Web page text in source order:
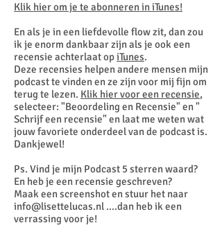
Klik hier om je te abonneren in iTunes!
En als je in een liefdevolle flow zit, dan zou
ik je enorm dankbaar zijn als je ook een
recensie achterlaat opiTunes.
Deze recensies helpen andere mensen mijn
podcast te vinden en ze zijn voor mij fijn om
terug te lezen. Klik hier voor een recensie,
selecteer: "Beoordeling en Recensie" en "
Schrijf een recensie" en laat me weten wat
jouw favoriete onderdeel van de podcast is.
Dankjewel!
Ps. Vind je mijn Podcast 5 sterren waard?
En heb je een recensie geschreven?
Maak een screenshot en stuur het naar
info@lisettelucas.nl ....dan heb ik een
verrassing voor je!